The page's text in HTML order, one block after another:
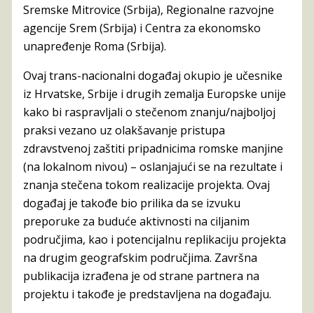
Sremske Mitrovice (Srbija), Regionalne razvojne
agencije Srem (Srbija) i Centra za ekonomsko
unapređenje Roma (Srbija).
Ovaj trans-nacionalni događaj okupio je učesnike
iz Hrvatske, Srbije i drugih zemalja Europske unije
kako bi raspravljali o stečenom znanju/najboljoj
praksi vezano uz olakšavanje pristupa
zdravstvenoj zaštiti pripadnicima romske manjine
(na lokalnom nivou) – oslanjajući se na rezultate i
znanja stečena tokom realizacije projekta. Ovaj
događaj je takođe bio prilika da se izvuku
preporuke za buduće aktivnosti na ciljanim
područjima, kao i potencijalnu replikaciju projekta
na drugim geografskim područjima. Završna
publikacija izrađena je od strane partnera na
projektu i takođe je predstavljena na događaju.